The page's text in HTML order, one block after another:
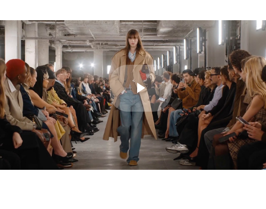
Play
Video